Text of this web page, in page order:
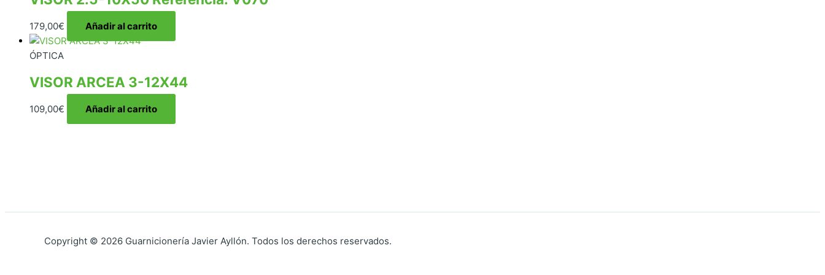
179,00€ Añadir al carrito
ÓPTICA
VISOR ARCEA 3-12X44
109,00€ Añadir al carrito
Copyright © 2026 Guarnicionería Javier Ayllón. Todos los derechos reservados.